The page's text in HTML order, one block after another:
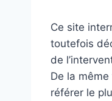
Ce site
toutefois
de
De la
référer le